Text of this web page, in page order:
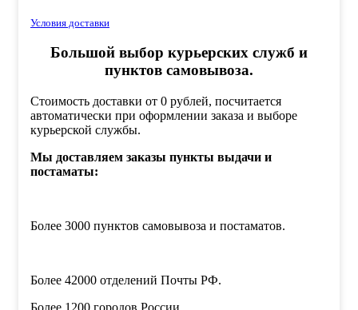
Условия доставки
Большой выбор курьерских служб и
пунктов самовывоза.
Стоимость доставки от 0 рублей, посчитается
автоматически при оформлении заказа и выборе
курьерской службы.
Мы доставляем заказы пункты выдачи и
постаматы:
Более 3000 пунктов самовывоза и постаматов.
Более 42000 отделений Почты РФ.
Более 1200 городов России.